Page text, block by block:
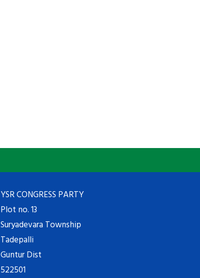
YSR CONGRESS PARTY
Plot no. 13
Suryadevara Township
Tadepalli
Guntur Dist
522501